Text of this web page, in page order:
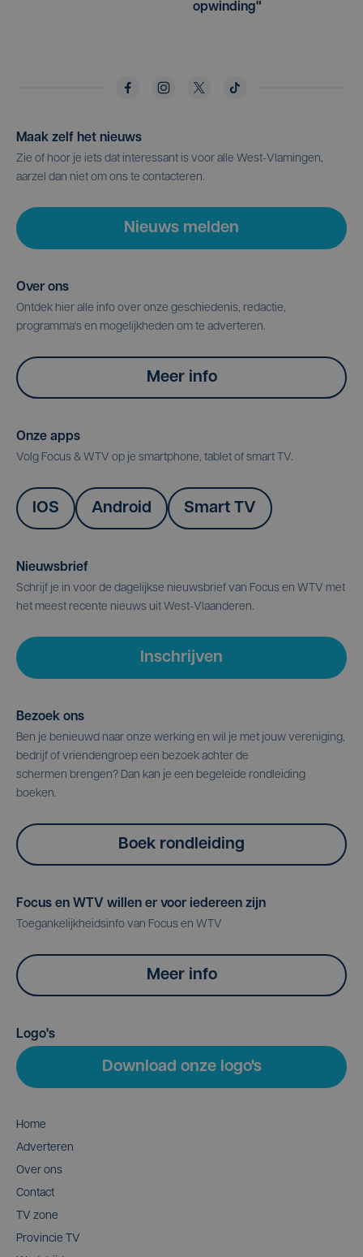
opwinding"
Maak zelf het nieuws
Zie of hoor je iets dat interessant is voor alle West-Vlamingen,
aarzel dan niet om ons te contacteren.
Nieuws melden
Over ons
Ontdek hier alle info over onze geschiedenis, redactie,
programma's en mogelijkheden om te adverteren.
Meer info
Onze apps
Volg Focus & WTV op je smartphone, tablet of smart TV.
IOS Android Smart TV
Nieuwsbrief
Schrijf je in voor de dagelijkse nieuwsbrief van Focus en WTV met
het meest recente nieuws uit West-Vlaanderen.
Inschrijven
Bezoek ons
Ben je benieuwd naar onze werking en wil je met jouw vereniging,
bedrijf of vriendengroep een bezoek achter de
schermen brengen? Dan kan je een begeleide rondleiding
boeken.
Boek rondleiding
Focus en WTV willen er voor iedereen zijn
Toegankelijkheidsinfo van Focus en WTV
Meer info
Logo's
Download onze logo's
Home
Adverteren
Over ons
Contact
TV zone
Provincie TV